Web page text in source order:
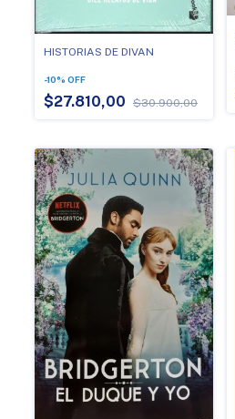
HISTORIAS DE DIVAN
-10% OFF
$27.810,00 $30.900,00